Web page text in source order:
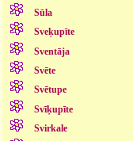
Sūla
Sveķupīte
Sventāja
Svēte
Svētupe
Svīķupīte
Svirkale